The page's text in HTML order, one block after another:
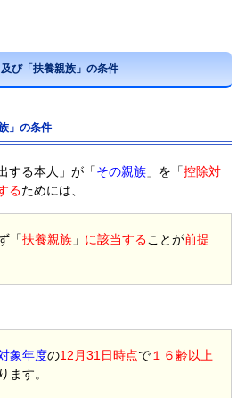
び「扶養親族」の条件
」の条件
する本人」が「その親族 」を「控除対
るためには、
「扶養親族 」 に該当することが前提
象年度の12月31日時点で１６齢以上
ます。